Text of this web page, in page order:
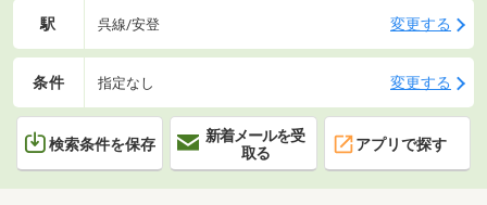
駅 呉線/安登 変更する
条件 指定なし 変更する
検索条件を保存
新着メールを受
取る
アプリで探す